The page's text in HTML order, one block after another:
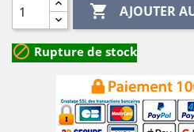
 AJOUTER
 Rupture de stock